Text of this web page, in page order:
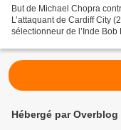
But de Michael Chopra
L’attaquant de Cardiff City
sélectionneur de l’Inde
Hébergé par Overblog